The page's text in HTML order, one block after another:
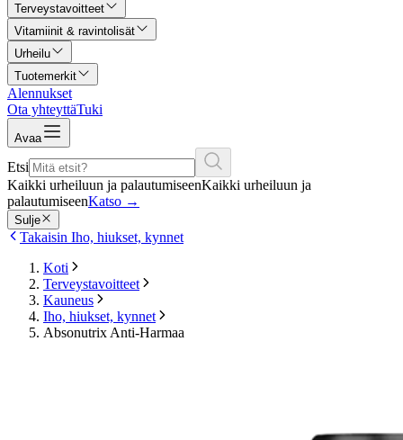
Terveystavoitteet
Vitamiinit & ravintolisät
Urheilu
Tuotemerkit
Alennukset
Ota yhteyttäTuki
Avaa
Etsi
Kaikki urheiluun ja palautumiseenKaikki urheiluun ja
palautumiseenKatso →
Sulje
Takaisin Iho, hiukset, kynnet
Koti
Terveystavoitteet
Kauneus
Iho, hiukset, kynnet
Absonutrix Anti-Harmaa